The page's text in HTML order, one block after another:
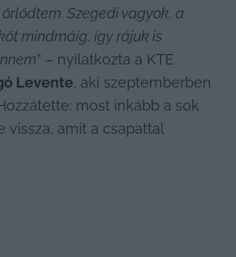
Szegedi vagyok, a
mindmáig, így rájuk is
” – nyilatkozta a KTE
Levente, aki szeptemberben
most inkább a sok
vissza, amit a csapattal